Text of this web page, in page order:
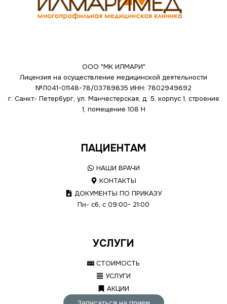
ООО "МК ИЛМАРИ"
Лицензия на осуществление медицинской деятельности
№Л041-01148-78/03789835 ИНН: 7802949692
г. Санкт- Петербург, ул. Манчестерская, д. 5, корпус 1, строение
1, помещение 108 Н
ПАЦИЕНТАМ
НАШИ ВРАЧИ
КОНТАКТЫ
ДОКУМЕНТЫ ПО ПРИКАЗУ
Пн- сб, с 09:00- 21:00
УСЛУГИ
СТОИМОСТЬ
УСЛУГИ
АКЦИИ